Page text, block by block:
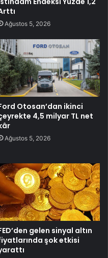
Ağustos 5, 2026
Otosan’dan ikinci
4,5 milyar TL net
Ağustos 5, 2026
gelen sinyal altın
şok etkisi